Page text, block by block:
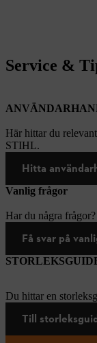
Service &
Här hittar du
STIHL.
Hitta
Vanlig frågor
Har du några
Få svar på
Du hittar en
Till